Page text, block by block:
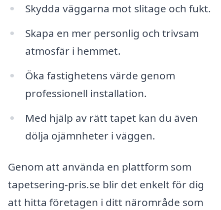
Skydda väggarna mot slitage och fukt.
Skapa en mer personlig och trivsam
atmosfär i hemmet.
Öka fastighetens värde genom
professionell installation.
Med hjälp av rätt tapet kan du även
dölja ojämnheter i väggen.
Genom att använda en plattform som
tapetsering-pris.se blir det enkelt för dig
att hitta företagen i ditt närområde som